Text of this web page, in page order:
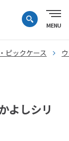
ピックケース
よしシリ